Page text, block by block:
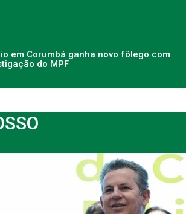
em Corumbá ganha novo fôlego com
do MPF